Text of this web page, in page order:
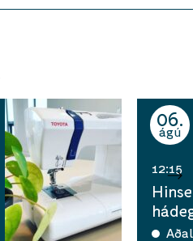
06
ágú
12:15